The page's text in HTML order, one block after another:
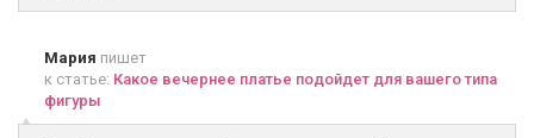
Мария пишет
к статье: Какое вечернее платье подойдет для вашего типа
фигуры